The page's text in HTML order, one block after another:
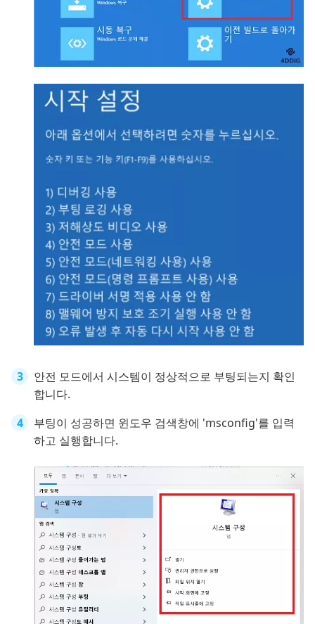
안전 모드에서 시스템이 정상적으로 부팅되는지 확인
합니다.
부팅이 성공하면 윈도우 검색창에 'msconfig'를 입력
하고 실행합니다.